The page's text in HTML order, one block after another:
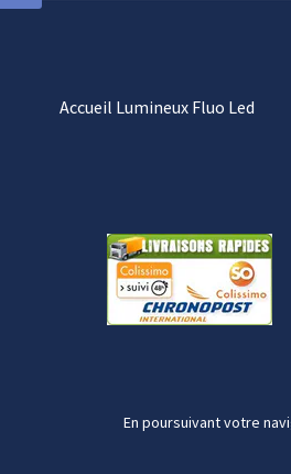
Accueil Lumineux Fluo Led
En poursuivant votre